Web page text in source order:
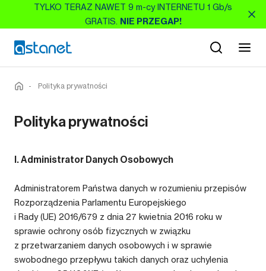
TYLKO TERAZ NAWET 9 m-cy INTERNETU 1 Gb/s
GRATIS. NIE PRZEGAP!
- Polityka prywatności
Polityka prywatności
I. Administrator Danych Osobowych
Administratorem Państwa danych w rozumieniu przepisów
Rozporządzenia Parlamentu Europejskiego
i Rady (UE) 2016/679 z dnia 27 kwietnia 2016 roku w
sprawie ochrony osób fizycznych w związku
z przetwarzaniem danych osobowych i w sprawie
swobodnego przepływu takich danych oraz uchylenia